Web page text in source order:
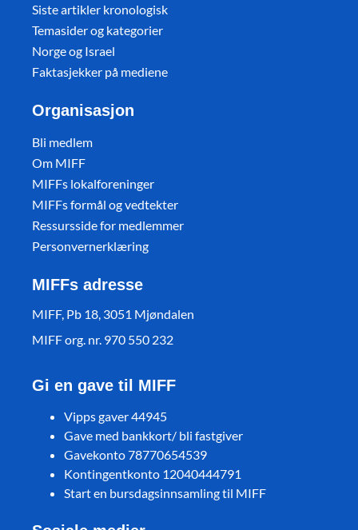
Siste artikler kronologisk
Temasider og kategorier
Norge og Israel
Faktasjekker på mediene
Organisasjon
Bli medlem
Om MIFF
MIFFs lokalforeninger
MIFFs formål og vedtekter
Ressursside for medlemmer
Personvernerklæring
MIFFs adresse
MIFF, Pb 18, 3051 Mjøndalen
MIFF org. nr. 970 550 232
Gi en gave til MIFF
Vipps gaver 44945
Gave med bankkort/ bli fastgiver
Gavekonto 78770654539
Kontingentkonto 12040444791
Start en bursdagsinnsamling til MIFF